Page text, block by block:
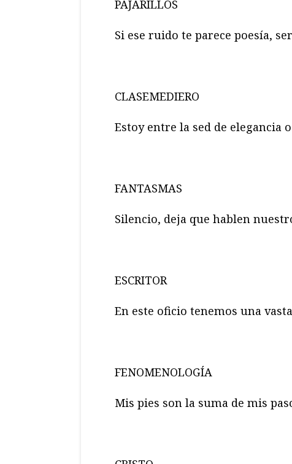
PAJARILLOS
Si ese ruido te parece poesía,
CLASEMEDIERO
Estoy entre la sed de elegancia
FANTASMAS
Silencio, deja que hablen
ESCRITOR
En este oficio tenemos una
FENOMENOLOGÍA
Mis pies son la suma de mis